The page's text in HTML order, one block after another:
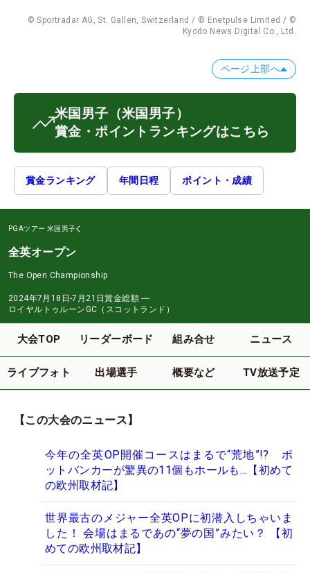
© Sportradar AG, St. Gallen, Switzerland / © Enetpulse Limited / ©
Kyodo News Digital Co., Ltd.
ページ上部へ
米国男子 （米国男子）
賞金・ポイントランキングはこちら
賞金ランキング 年間日程 ポイント・成績
PGAツアー 米国男子
全英オープン
The Open Championship
2024年7月18日-7月21日賞金総額 ―
ロイヤルトゥルーンGC（スコットランド）
大会TOP リーダーボード 組み合せ ニュース
ライブフォト 出場選手 概要など TV放送予定
【この大会のニュース】
今年の全英OP開催コースはまるで“荒地”!? ポ
ットバンカーが驚異の11個もホールも…【初めて
の欧州取材記】
世界最古のメジャー全英OPに初潜入しちゃいま
した！ 会場はまるであの“夢の国”みたい？ 【初
めての欧州取材記】